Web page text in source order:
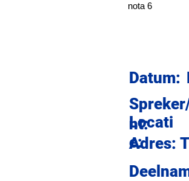
nota 6
Datum:
nt:
Locati
e:
Adres: